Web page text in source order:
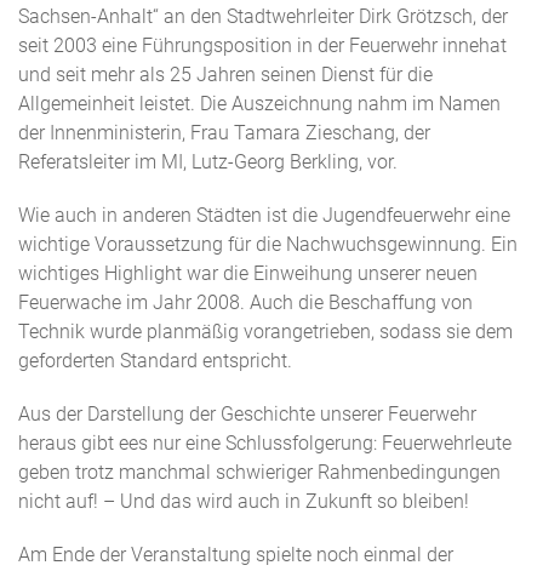
Sachsen-Anhalt“ an den Stadtwehrleiter Dirk Grötzsch, der
seit 2003 eine Führungsposition in der Feuerwehr innehat
und seit mehr als 25 Jahren seinen Dienst für die
Allgemeinheit leistet. Die Auszeichnung nahm im Namen
der Innenministerin, Frau Tamara Zieschang, der
Referatsleiter im MI, Lutz-Georg Berkling, vor.
Wie auch in anderen Städten ist die Jugendfeuerwehr eine
wichtige Voraussetzung für die Nachwuchsgewinnung. Ein
wichtiges Highlight war die Einweihung unserer neuen
Feuerwache im Jahr 2008. Auch die Beschaffung von
Technik wurde planmäßig vorangetrieben, sodass sie dem
geforderten Standard entspricht.
Aus der Darstellung der Geschichte unserer Feuerwehr
heraus gibt ees nur eine Schlussfolgerung: Feuerwehrleute
geben trotz manchmal schwieriger Rahmenbedingungen
nicht auf! – Und das wird auch in Zukunft so bleiben!
Am Ende der Veranstaltung spielte noch einmal der